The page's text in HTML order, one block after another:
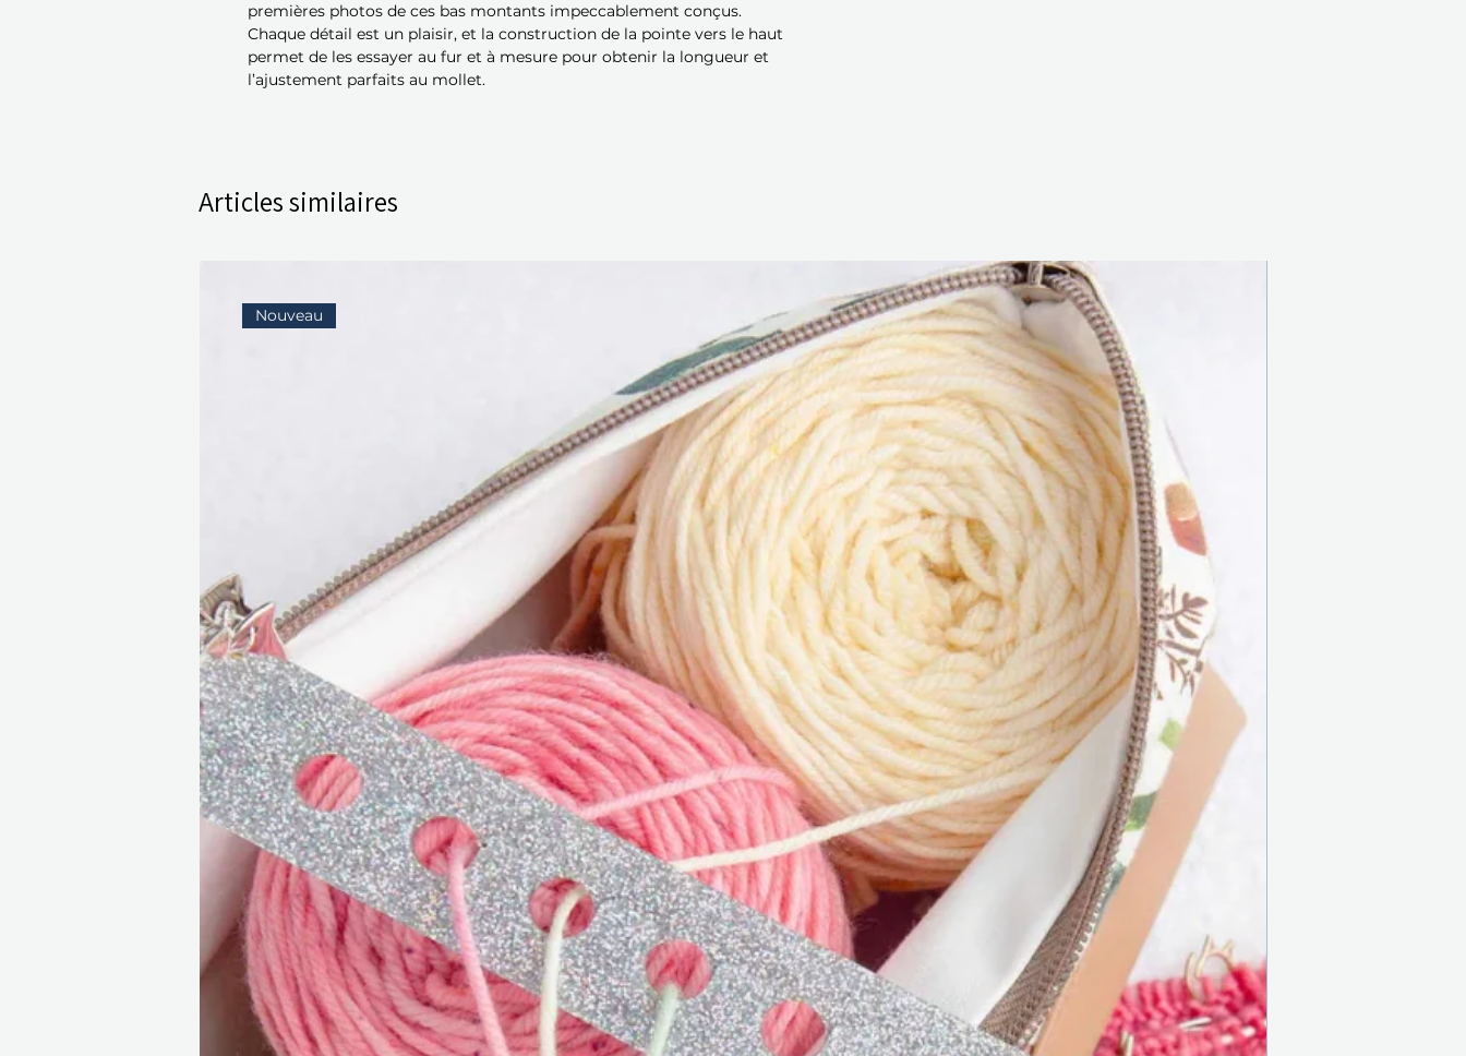
premières photos de ces bas montants impeccablement conçus.
Chaque détail est un plaisir, et la construction de la pointe vers le haut
permet de les essayer au fur et à mesure pour obtenir la longueur et
l’ajustement parfaits au mollet.
Articles similaires
Nouveau